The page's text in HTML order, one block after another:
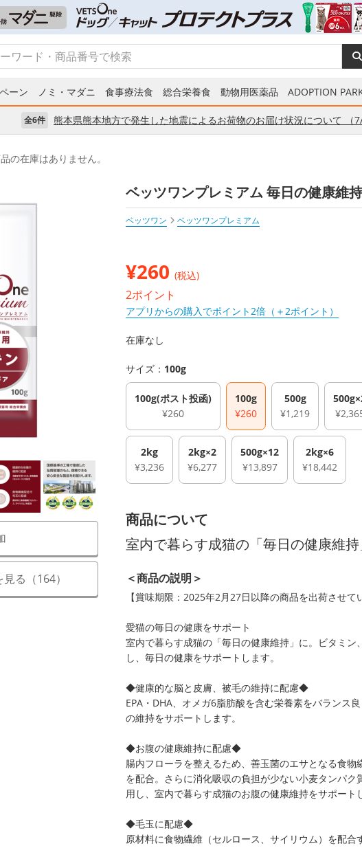
ーン ノミ・マダニ 食事療法食 総合栄養食 動物用医薬品 ADOPTION
全6件 熊本県熊本地方で発生した地震によるお荷物のお届け状況について （7/
の在庫はありません。
る（164）
ベッツワンプレミアム 毎日の健康維
ベッツワン
ベッツワンプレミアム
¥260 (税込)
2ポイント
アプリからの購入でポイント2倍（＋2ポイント）
在庫なし
サイズ： 100g
100g(ポスト投函)
¥260
100g
¥260
500g
¥1,219
2kg
¥3,236
2kg×2
¥6,277
500g×12
¥13,897
2kg×6
¥18,442
商品について
室内で暮らす成猫の「毎日の健康維
＜商品の説明＞
【賞味期限：2025年2月27日以降の商品を出荷させて
愛猫の毎日の健康をサポート
室内で暮らす成猫の「毎日の健康維持」に。ビタミ
し、毎日の健康をサポートします。
◆健康的な脳と皮膚、被毛の維持に配慮◆
EPA・DHA、オメガ6脂肪酸を含む栄養素をバランス
の維持をサポートします。
◆お腹の健康維持に配慮◆
腸内フローラを整えるため、善玉菌のエサとなる食
を配合。さらに消化吸収の負担が少ない小麦タンパ
用し、室内で暮らす成猫のお腹の健康維持をサポート
◆毛玉に配慮◆
原材料に食物繊維（セルロース、サイリウム）を配合